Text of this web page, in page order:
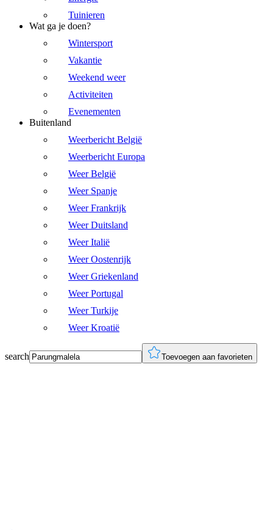
Tuinieren
Wat ga je doen?
Wintersport
Vakantie
Weekend weer
Activiteiten
Evenementen
Buitenland
Weerbericht België
Weerbericht Europa
Weer België
Weer Spanje
Weer Frankrijk
Weer Duitsland
Weer Italië
Weer Oostenrijk
Weer Griekenland
Weer Portugal
Weer Turkije
Weer Kroatië
search Toevoegen aan favorieten